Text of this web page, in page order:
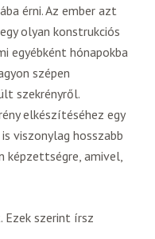
érni. Az ember azt
olyan konstrukciós
egyébként hónapokba
szépen
szekrényről.
elkészítéséhez egy
viszonylag hosszabb
képzettségre, amivel,
Ezek szerint írsz